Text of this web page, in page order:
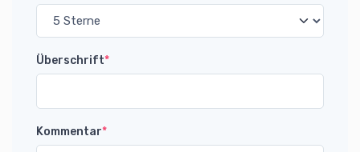
Überschrift*
Kommentar*